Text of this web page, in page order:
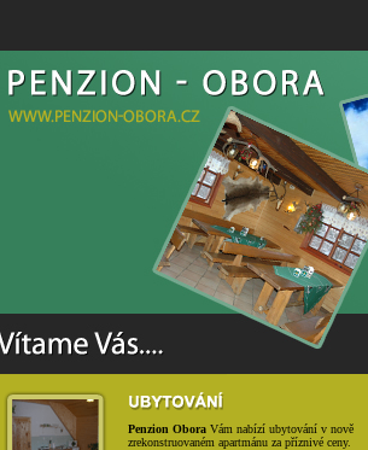
Penzion Obora
www.penzion-obora.cz
Penzion OboraVám nabízí ubytování v nově
zrekonstruovaném apartmánu za příznivé ceny.